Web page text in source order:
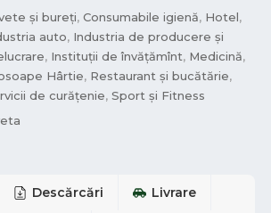
și bureți, Consumabile igienă, Hotel,
auto, Industria de producere și
, Instituții de învățămînt, Medicină,
Hârtie, Restaurant și bucătărie,
de curățenie, Sport și Fitness
Descărcări Livrare